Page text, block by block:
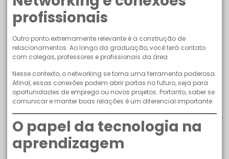
profissionais
Outro ponto extremamente relevante é a construção de
relacionamentos. Ao longo da graduação, você terá contato
com colegas, professores e profissionais da área.
Nesse contexto, o networking se torna uma ferramenta poderosa.
Afinal, essas conexões podem abrir portas no futuro, seja para
oportunidades de emprego ou novos projetos. Portanto, saber se
comunicar e manter boas relações é um diferencial importante.
O papel da tecnologia na
aprendizagem